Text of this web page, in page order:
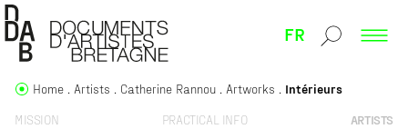
FR
MISSION PRACTICAL INFO ARTISTS
Home Artists Catherine Rannou Artworks Intérieurs